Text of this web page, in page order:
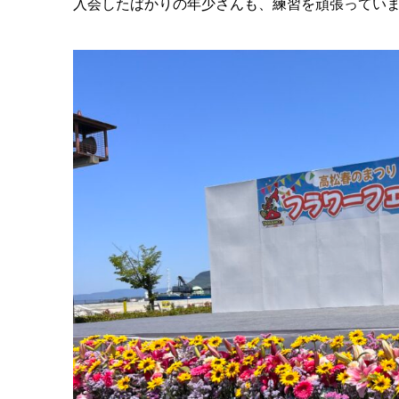
入会したばかりの年少さんも、練習を頑張ってい